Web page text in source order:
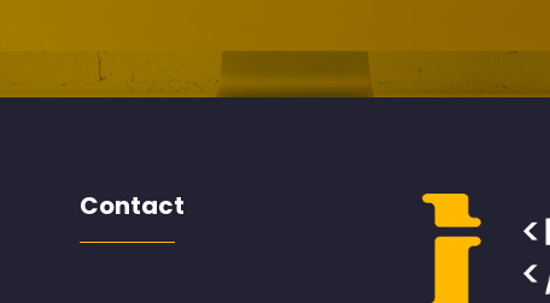
Contact